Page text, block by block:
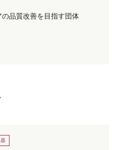
品質改善を目指す団体